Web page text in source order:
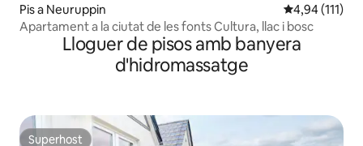
Pis a Neuruppin 4,94 de
4,94 (111)
Apartament a la ciutat de les fonts Cultura, llac i bosc
Lloguer de pisos amb banyera
d'hidromassatge
Superhost